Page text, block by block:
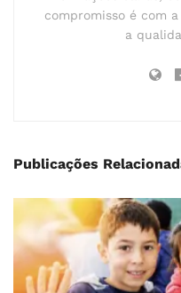
compromisso é com
a
Publicações